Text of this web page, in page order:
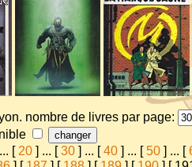
nombre de livres par page:
... [ 20 ] ... [30 ] ... [40 ] ... [ 50 ] ... [